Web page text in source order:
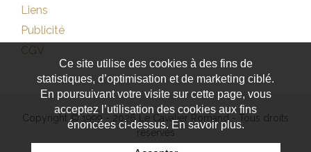
Liens
Publicité
CGV
Copyright © 1999 - 2026 Le Cavalier Romand - Tous droits
réservés
Ce site utilise des cookies à des fins de
statistiques, d’optimisation et de marketing ciblé.
En poursuivant votre visite sur cette page, vous
acceptez l’utilisation des cookies aux fins
énoncées ci-dessus. En savoir plus.